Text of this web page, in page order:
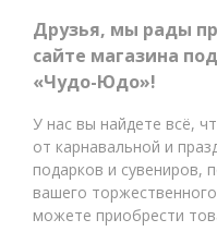
Друзья, мы рады
сайте магазина
«Чудо-Юдо»!
У нас вы найдете всё,
от карнавальной и
подарков и сувениров,
вашего
можете приобрести